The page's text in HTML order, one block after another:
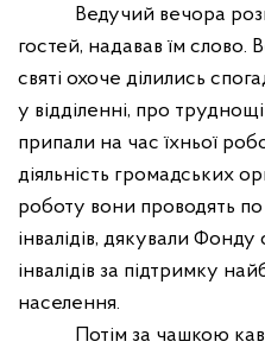
Ведучий вечора
гостей, надавав їм слово.
святі охоче ділились
у відділенні, про
припали на час їхньої
діяльність громадських
роботу вони проводять
інвалідів, дякували
інвалідів за підтримку
населення.
Потім за чашкою кави